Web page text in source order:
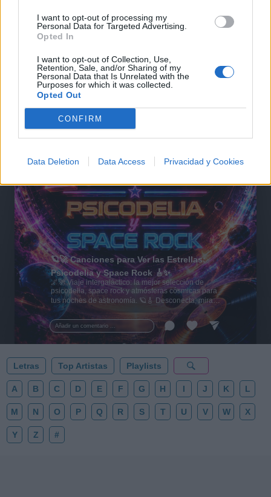
I want to opt-out of processing my
Personal Data for Targeted Advertising.
Opted In
I want to opt-out of Collection, Use,
Retention, Sale, and/or Sharing of my
Personal Data that Is Unrelated with the
Purposes for which it was collected.
Opted Out
CONFIRM
Data Deletion Data Access Privacidad y Cookies
Añadir un comentario ...
🪐🚀 Canciones para Ver las Estrellas:
Psicodelia y Space Rock 🎸✨
🌌🚀 Viaje intergaláctico: la mejor selección de
psicodelia, space rock y atmósferas cósmicas para
tus noches de astronomía. 🪐🎸 Desconecta, mira
al firmamento y siente la gravedad cero. 💾 ¡Guarda
esta colección para tu próxima noche estrellada!
✨⭐
Letras Top Artistas Playlists
A B C D E F G H I J K L
M N O P Q R S T U V W X
Y Z #